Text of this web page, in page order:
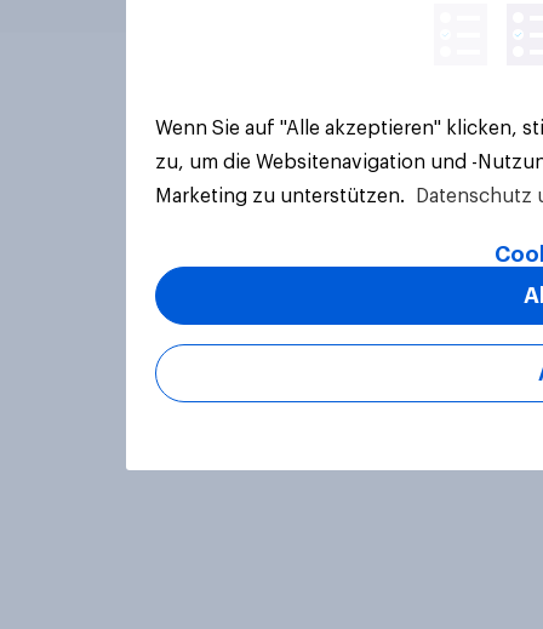
Wenn Sie auf "Alle akzeptieren" klicken,
zu, um die Websitenavigation und -
Marketing zu unterstützen.
Datenschutz